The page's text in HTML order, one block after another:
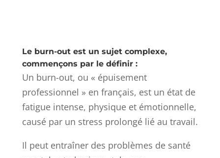
Le burn-out est un sujet complexe,
commençons par le définir :
Un burn-out, ou « épuisement
professionnel » en français, est un état de
fatigue intense, physique et émotionnelle,
causé par un stress prolongé lié au travail.
Il peut entraîner des problèmes de santé